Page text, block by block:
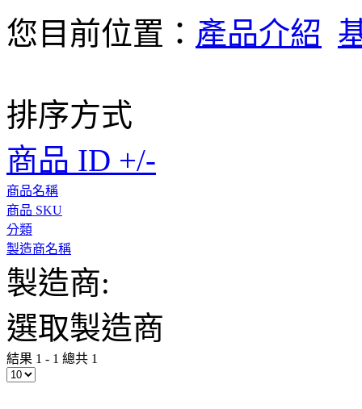
您目前位置： 產品介紹
排序方式
商品 ID +/-
商品名稱
商品 SKU
分類
製造商名稱
製造商:
選取製造商
結果 1 - 1 總共 1